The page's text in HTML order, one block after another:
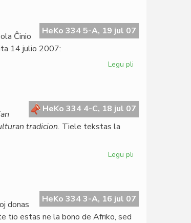
UEA
rajtas,
HeKo 334 5-A, 19 jul 07
Ĉinio
14 julio 2007:
Legu pli
UEA
pri
HeKo 334 4-C, 18 jul 07
tradicion. Tiele tekstas la
Legu pli
Pakto
HeKo 334 3-A, 16 jul 07
donas
tio estas ne la bono de Afriko, sed